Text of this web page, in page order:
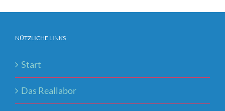
NÜTZLICHE LINKS
Start
Das Reallabor